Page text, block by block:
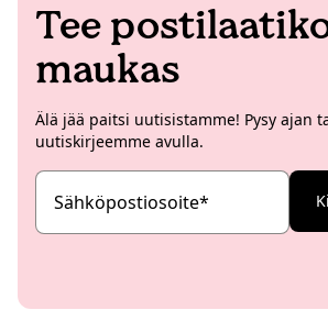
Tee
maukas
Älä jää paitsi uutisistamme! Pysy ajan
uutiskirjeemme avulla.
Sähköpostiosoite*